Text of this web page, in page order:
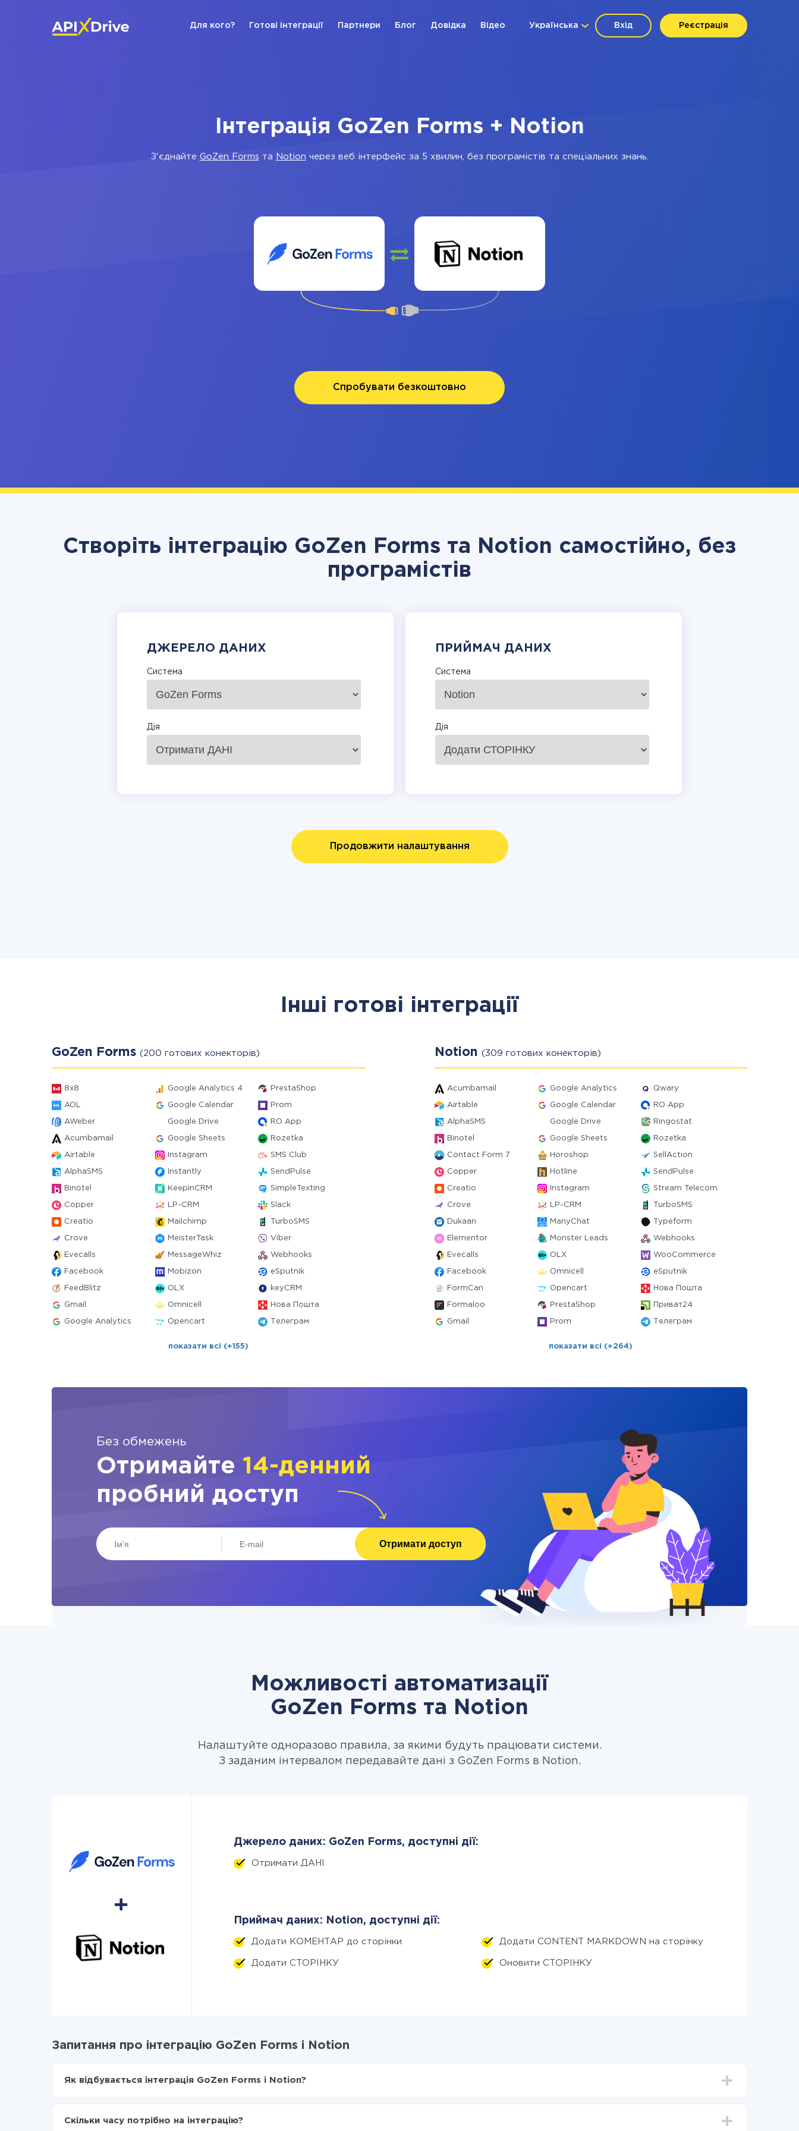
Вхід Реєстрація
Українська
Для кого? Готові інтеграції Партнери Блог Довідка Відео
Інтеграція GoZen Forms + Notion
З'єднайте GoZen Forms та Notion через веб інтерфейс за 5 хвилин, без програмістів та спеціальних знань.
Спробувати безкоштовно
Створіть інтеграцію GoZen Forms та Notion самостійно, без
програмістів
ДЖЕРЕЛО ДАНИХ
Система
Дія
ПРИЙМАЧ ДАНИХ
Система
Дія
Продовжити налаштування
Інші готові інтеграції
GoZen Forms (200 готових конекторів)
8x8 Google Analytics 4 PrestaShop
AOL Google Calendar Prom
AWeber Google Drive RO App
Acumbamail Google Sheets Rozetka
Airtable Instagram SMS Club
AlphaSMS Instantly SendPulse
Binotel KeepinCRM SimpleTexting
Copper LP-CRM Slack
Creatio Mailchimp TurboSMS
Crove MeisterTask Viber
Evecalls MessageWhiz Webhooks
Facebook Mobizon eSputnik
FeedBlitz OLX keyCRM
Gmail Omnicell Нова Пошта
Google Analytics Opencart Телеграм
показати всі (+155)
Notion (309 готових конекторів)
Acumbamail Google Analytics Qwary
Airtable Google Calendar RO App
AlphaSMS Google Drive Ringostat
Binotel Google Sheets Rozetka
Contact Form 7 Horoshop SellAction
Copper Hotline SendPulse
Creatio Instagram Stream Telecom
Crove LP-CRM TurboSMS
Dukaan ManyChat Typeform
Elementor Monster Leads Webhooks
Evecalls OLX WooCommerce
Facebook Omnicell eSputnik
FormCan Opencart Нова Пошта
Formaloo PrestaShop Приват24
Gmail Prom Телеграм
показати всі (+264)
Без обмежень
Отримайте 14-денний
пробний доступ
Отримати доступ
Можливості автоматизації
GoZen Forms та Notion
Налаштуйте одноразово правила, за якими будуть працювати системи.
З заданим інтервалом передавайте дані з GoZen Forms в Notion.
Джерело даних: GoZen Forms, доступні дії:
Отримати ДАНІ
Приймач даних: Notion, доступні дії:
Додати КОМЕНТАР до сторінки Додати CONTENT MARKDOWN на сторінку
Додати СТОРІНКУ Оновити СТОРІНКУ
Запитання про інтеграцію GoZen Forms і Notion
Як відбувається інтеграція GoZen Forms і Notion?
Включаєте автооновлення
Скільки часу потрібно на інтеграцію?